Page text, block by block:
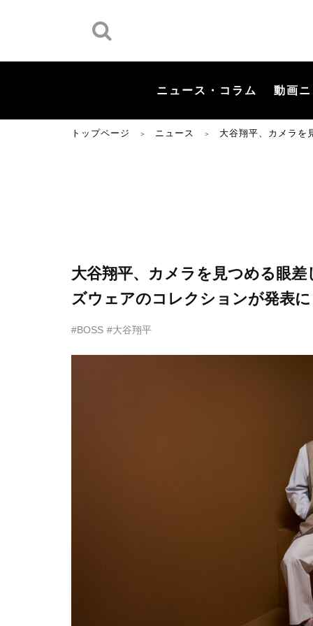
ニュース・コラム 動画
トップページ ＞ ニュース ＞ 大谷翔平、カメラを
大谷翔平、カメラを見つめる眼
ズウェアのコレクションが発表に
#BOSS #大谷翔平